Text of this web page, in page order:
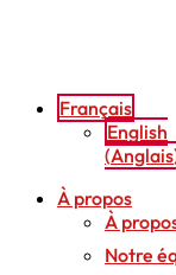
Français
English
(Anglais
À propos
À
Notre